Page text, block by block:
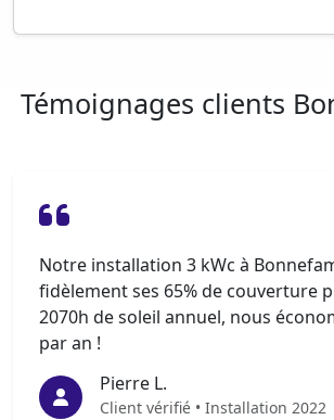
Témoignages clients
Notre installation 3 kWc à
fidèlement ses 65% de couverture
2070h de soleil annuel, nous
par an !
Pierre L.
Client vérifié • Installation 2022